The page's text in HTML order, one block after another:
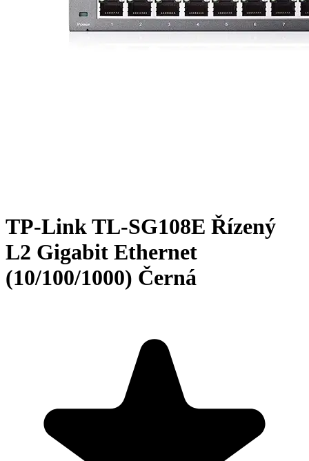
TP-Link TL-SG108E Řízený
L2 Gigabit Ethernet
(10/100/1000) Černá